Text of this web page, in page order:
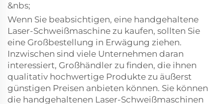
&nbs;
Wenn Sie beabsichtigen, eine handgehaltene
Laser-Schweißmaschine zu kaufen, sollten Sie
eine Großbestellung in Erwägung ziehen.
Inzwischen sind viele Unternehmen daran
interessiert, Großhändler zu finden, die ihnen
qualitativ hochwertige Produkte zu äußerst
günstigen Preisen anbieten können. Sie können
die handgehaltenen Laser-Schweißmaschinen